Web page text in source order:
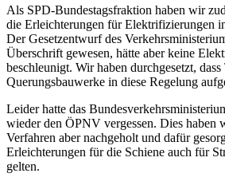
Als SPD-Bundestagsfraktion haben wir
die Erleichterungen für Elektrifizierungen
Der Gesetzentwurf des
Überschrift gewesen, hätte aber keine
beschleunigt. Wir haben durchgesetzt,
Querungsbauwerke in diese Regelung
Leider hatte das
wieder den ÖPNV vergessen. Dies haben
Verfahren aber nachgeholt und dafür
Erleichterungen für die Schiene auch für
gelten.